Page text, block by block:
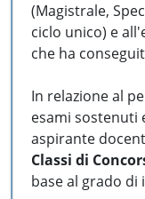
(Magistrale,
ciclo unico) e
che ha
In relazione al
esami sostenuti
aspirante
Classi di
base al grado